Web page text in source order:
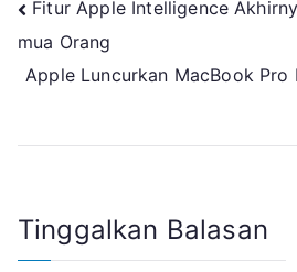
Navigasi
pos
Fitur Apple Intelligence
mua Orang
Apple Luncurkan MacBook Pro
Tinggalkan Balasan